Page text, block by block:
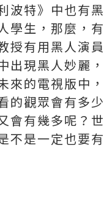
波特》中也有
學生，那麼，
授有用黑人演
出現黑人妙麗
來的電視版中
的觀眾會有多
會有幾多呢？
不是一定也要